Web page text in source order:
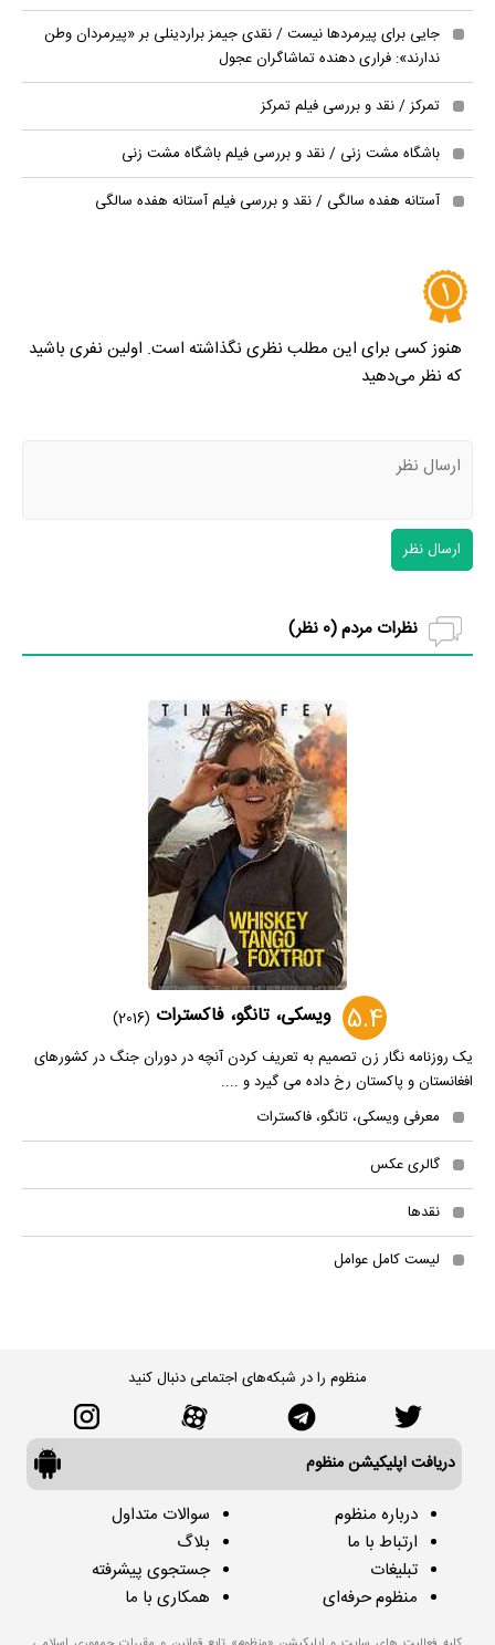
جایی برای پیرمردها نیست / نقدی جیمز براردینلی بر «پیرمردان وطن
ندارند»: فراری دهنده تماشاگران عجول
تمرکز / نقد و بررسی فیلم تمرکز
باشگاه مشت زنی / نقد و بررسی فیلم باشگاه مشت زنی
آستانه هفده سالگی / نقد و بررسی فیلم آستانه هفده سالگی
هنوز کسی برای این مطلب نظری نگذاشته است. اولین نفری باشید
که نظر می‌دهید
ارسال نظر
نظرات مردم (0 نظر)
5.4 ویسکی، تانگو، فاکسترات (2016)
یک روزنامه نگار زن تصمیم به تعریف کردن آنچه در دوران جنگ در کشورهای
افغانستان و پاکستان رخ داده می گیرد و ....
معرفی ویسکی، تانگو، فاکسترات
گالری عکس
نقدها
لیست کامل عوامل
منظوم را در شبکه‌های اجتماعی دنبال کنید
دریافت اپلیکیشن منظوم
درباره منظوم
ارتباط با ما
تبلیغات
منظوم حرفه‌ای
سوالات متداول
بلاگ
جستجوی پیشرفته
همکاری با ما